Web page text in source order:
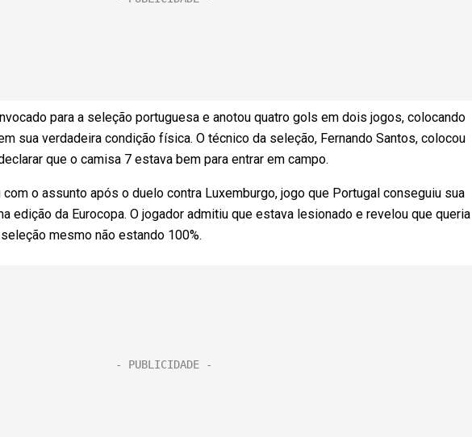
para a seleção portuguesa e anotou quatro gols em dois jogos, colocando
sua verdadeira condição física. O técnico da seleção, Fernando Santos, colocou
que o camisa 7 estava bem para entrar em campo.
com o assunto após o duelo contra Luxemburgo, jogo que Portugal conseguiu sua
edição da Eurocopa. O jogador admitiu que estava lesionado e revelou que queria
mesmo não estando 100%.